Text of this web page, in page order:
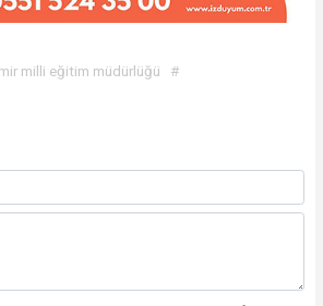
milli eğitim müdürlüğü #